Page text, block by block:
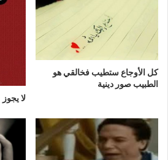
كل الأوجاع ستطيب فخالقي هو
الطبيب صور دينية
لا يجوز